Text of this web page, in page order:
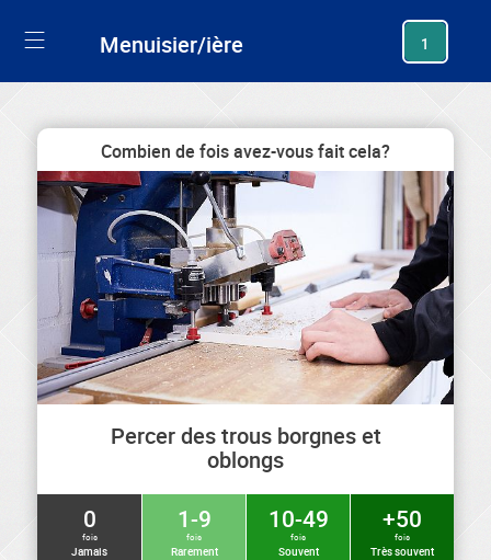
Menuisier/ière 1
Combien de fois avez-vous fait cela?
Percer des trous borgnes et
oblongs
0
fois
Jamais
1-9
fois
Rarement
10-49
fois
Souvent
+50
fois
Très souvent